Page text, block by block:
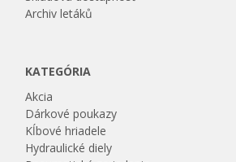
Archiv letáků
KATEGÓRIA
Akcia
Dárkové poukazy
Kĺbové hriadele
Hydraulické diely